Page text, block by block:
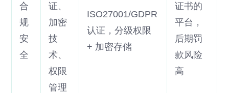
合
规
安
全
证、
加密
技
术、
权限
管理
ISO27001/GDPR
认证，分级权限
+ 加密存储
证书的
平台，
后期罚
款风险
高